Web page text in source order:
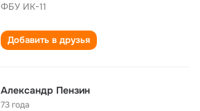
ФБУ ИК-11
Добавить в друзья
Александр Пензин
73 года